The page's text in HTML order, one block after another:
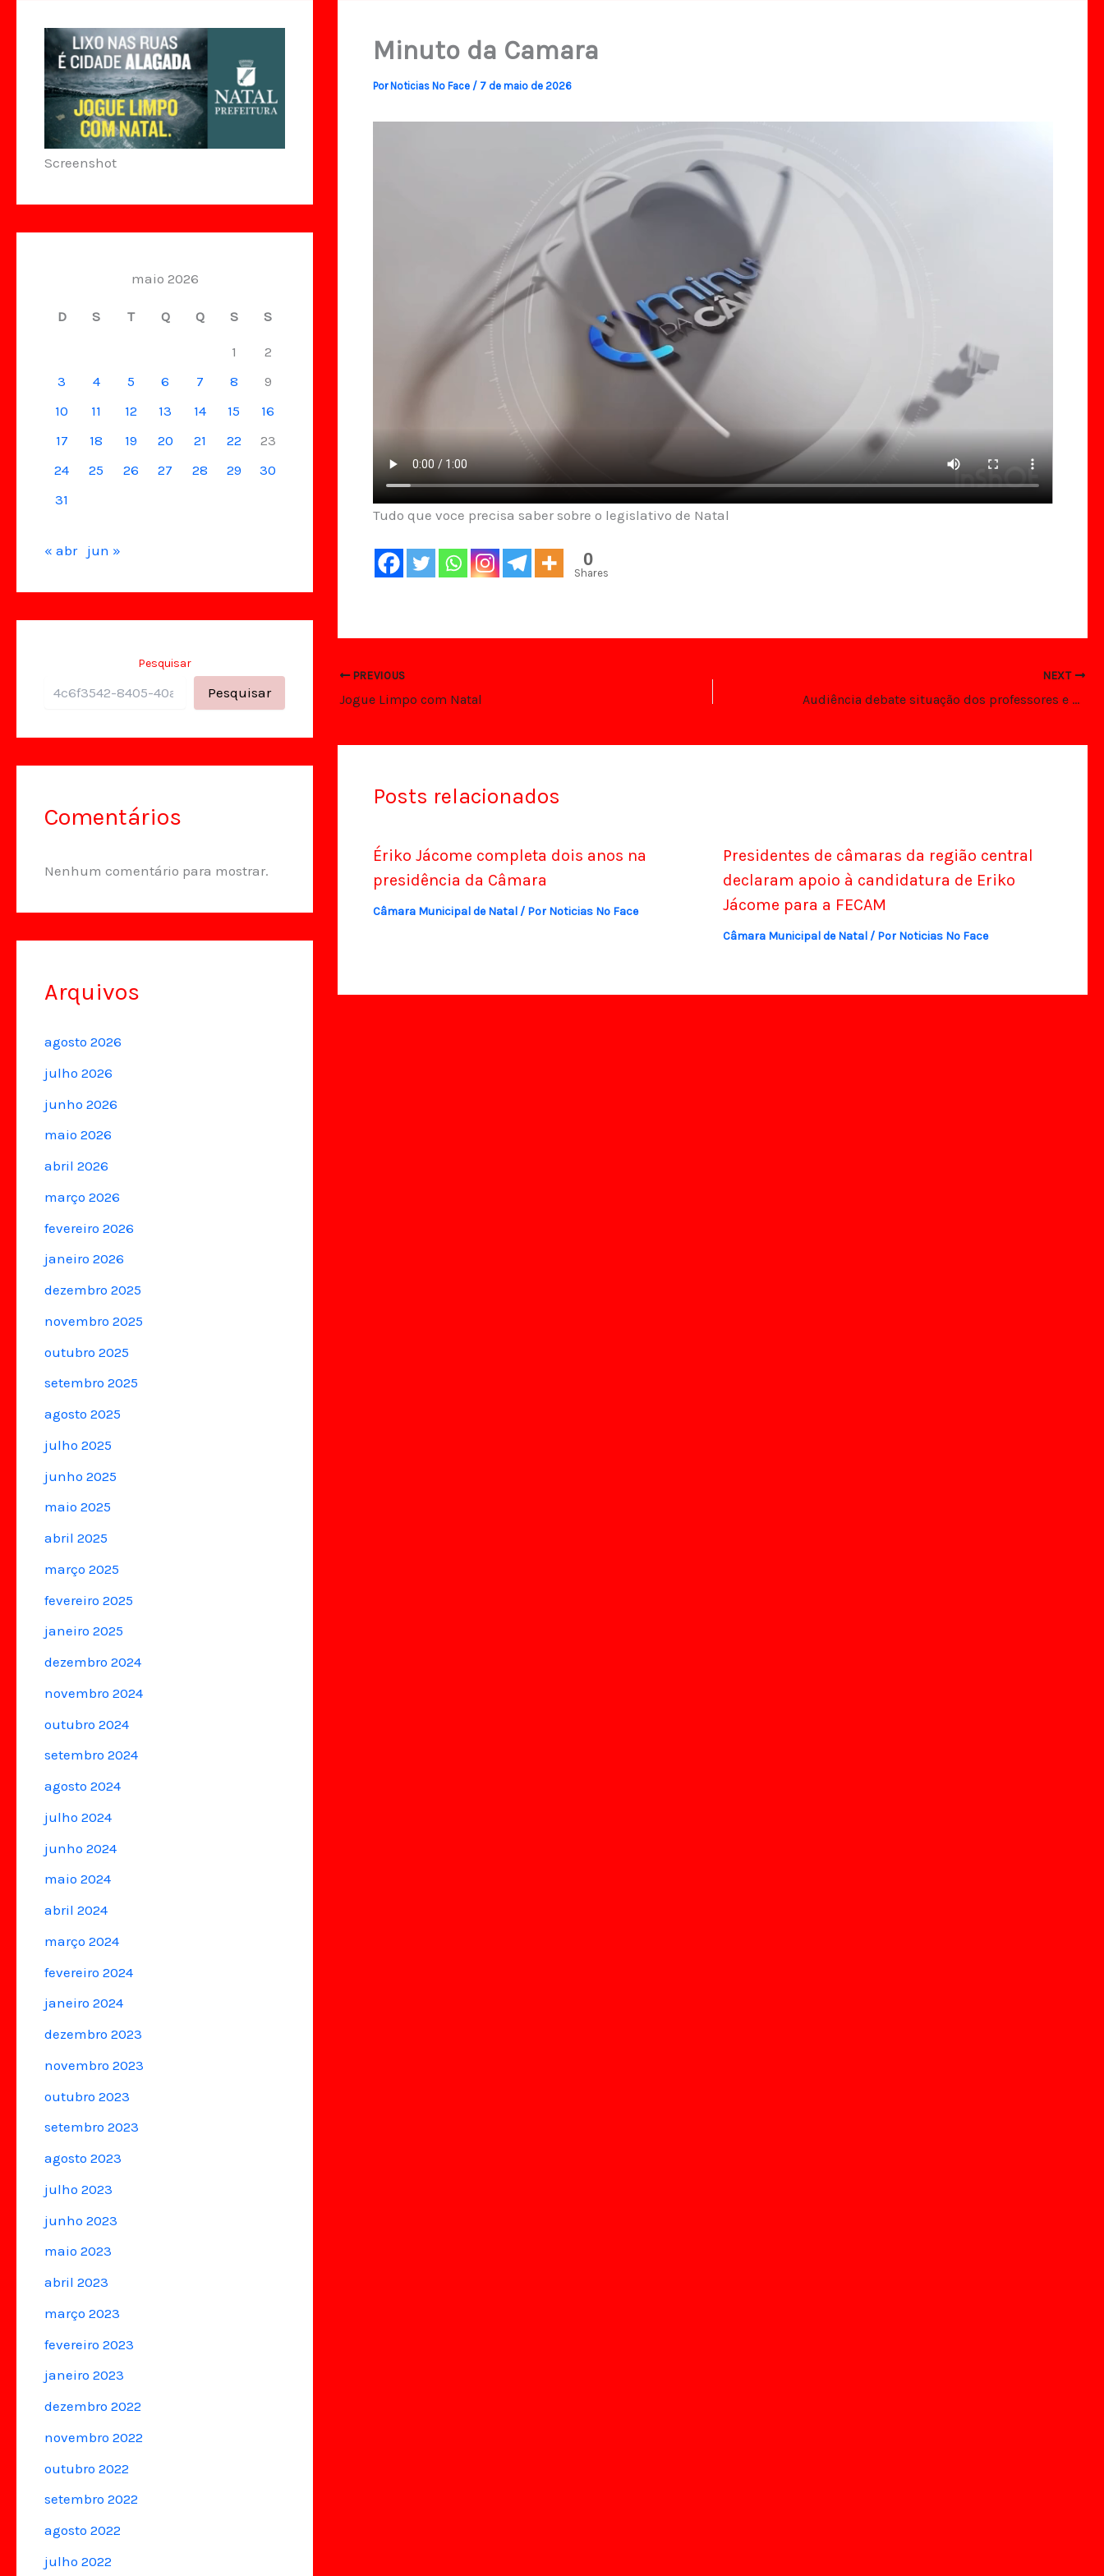
Screenshot
maio 2026
D S T Q Q S S
1
2
3
4 5 6 7 8
9
10
11 12 13 14 15
16
17
18 19 20 21 22
23
24
25 26 27 28 29
30
31
« abr jun »
Pesquisar
Pesquisar
Comentários
Nenhum comentário para mostrar.
Arquivos
agosto 2026
julho 2026
junho 2026
maio 2026
abril 2026
março 2026
fevereiro 2026
janeiro 2026
dezembro 2025
novembro 2025
outubro 2025
setembro 2025
agosto 2025
julho 2025
junho 2025
maio 2025
abril 2025
março 2025
fevereiro 2025
janeiro 2025
dezembro 2024
novembro 2024
outubro 2024
setembro 2024
agosto 2024
julho 2024
junho 2024
maio 2024
abril 2024
março 2024
fevereiro 2024
janeiro 2024
dezembro 2023
novembro 2023
outubro 2023
setembro 2023
agosto 2023
julho 2023
junho 2023
maio 2023
abril 2023
março 2023
fevereiro 2023
janeiro 2023
dezembro 2022
novembro 2022
outubro 2022
setembro 2022
agosto 2022
julho 2022
Minuto da Camara
PorNoticias No Face / 7 de maio de 2026
Tudo que voce precisa saber sobre o legislativo de Natal
0
Shares
PREVIOUS
Jogue Limpo com Natal
NEXT
Audiência debate situação dos professores e das crianças atípicas na Educação
Posts relacionados
Ériko Jácome completa dois anos na
presidência da Câmara
Câmara Municipal de Natal/ Por Noticias No Face
Presidentes de câmaras da região central
declaram apoio à candidatura de Eriko
Jácome para a FECAM
Câmara Municipal de Natal / Por Noticias No Face